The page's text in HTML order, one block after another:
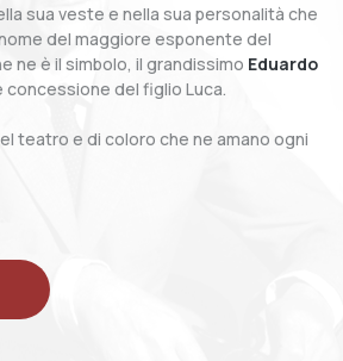
sua veste e nella sua personalità che
del maggiore esponente del
ne è il simbolo, il grandissimo Eduardo
concessione del figlio Luca.
teatro e di coloro che ne amano ogni